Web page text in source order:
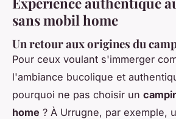
sans mobil home
Un retour aux origines du
Pour ceux voulant s'immerger
l'ambiance bucolique et
pourquoi ne pas choisir un
home ? À Urrugne, par exemple,